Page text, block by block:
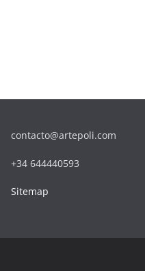
contacto@artepoli.com
+34 644440593
Sitemap